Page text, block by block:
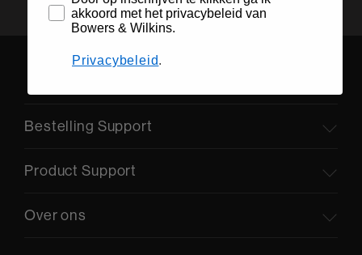
Bestelling Support
Product Support
Over ons
akkoord met het privacybeleid van
Bowers & Wilkins.
Privacybeleid.